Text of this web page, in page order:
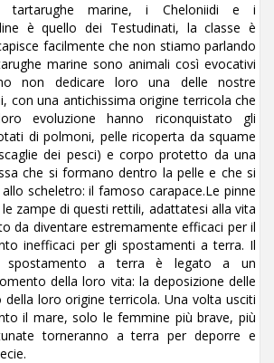
tartarughe marine, i Cheloniidi e i
è quello dei Testudinati, la classe è
facilmente che non stiamo parlando
marine sono animali così evocativi
non dedicare loro una delle nostre
con una antichissima origine terricola che
evoluzione hanno riconquistato gli
di polmoni, pelle ricoperta da squame
dei pesci) e corpo protetto da una
che si formano dentro la pelle e che si
scheletro: il famoso carapace.Le pinne
zampe di questi rettili, adattatesi alla vita
da diventare estremamente efficaci per il
inefficaci per gli spostamenti a terra. Il
spostamento a terra è legato a un
della loro vita: la deposizione delle
loro origine terricola. Una volta usciti
il mare, solo le femmine più brave, più
torneranno a terra per deporre e